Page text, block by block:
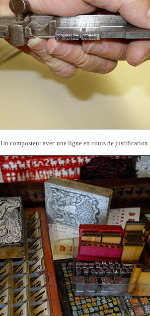
Un composteur avec une ligne en cours de justification.